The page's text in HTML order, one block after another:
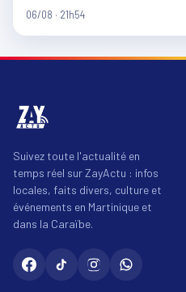
06/08 · 21h54
Suivez toute l'actualité en
temps réel sur ZayActu : infos
locales, faits divers, culture et
événements en Martinique et
dans la Caraïbe.